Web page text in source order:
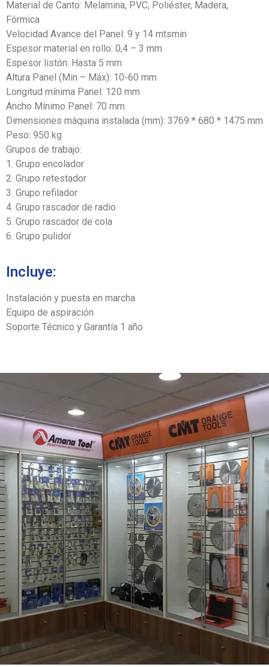
Material de Canto: Melamina, PVC, Poliéster, Madera,
Fórmica
Velocidad Avance del Panel: 9 y 14 mtsmin
Espesor material en rollo: 0,4 – 3 mm
Espesor listón: Hasta 5 mm
Altura Panel (Min – Máx): 10-60 mm
Longitud mínima Panel: 120 mm
Ancho Mínimo Panel: 70 mm
Dimensiones máquina instalada (mm): 3769 * 680 * 1475 mm
Peso: 950 kg
Grupos de trabajo:
1. Grupo encolador
2. Grupo retestador
3. Grupo refilador
4. Grupo rascador de radio
5. Grupo rascador de cola
6. Grupo pulidor
Incluye:
Instalación y puesta en marcha
Equipo de aspiración
Soporte Técnico y Garantía 1 año